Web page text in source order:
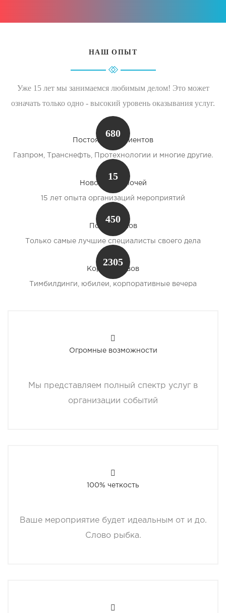
НАШ ОПЫТ
Уже 15 лет мы занимаемся любимым делом! Это может
означать только одно - высокий уровень оказывания услуг.
680
Постоянных клиентов
Газпром, Транснефть, Протехнологии и многие другие.
15
Новогодних ночей
15 лет опыта организаций мероприятий
450
Подрядчиков
Только самые лучшие специалисты своего дела
2305
Корпоративов
Тимбилдинги, юбилеи, корпоративные вечера
Огромные возможности
Мы представляем полный спектр услуг в
организации событий
100% четкость
Ваше мероприятие будет идеальным от и до.
Слово рыбка.